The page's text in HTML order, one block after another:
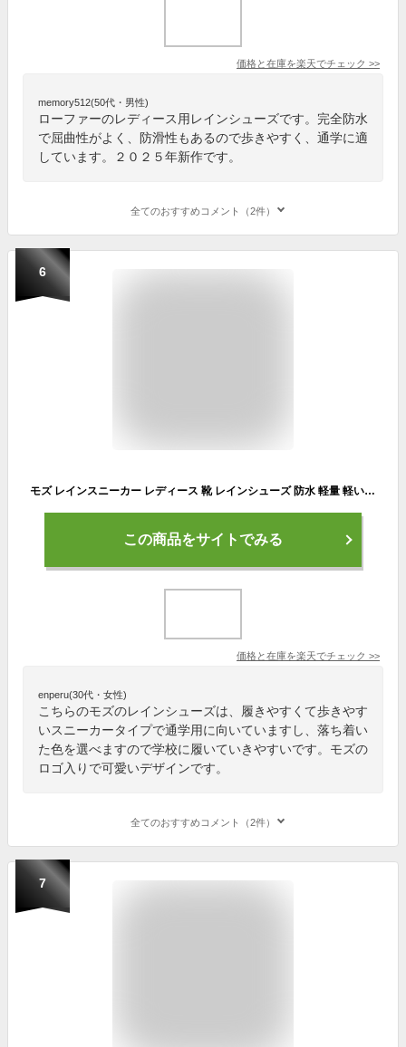
価格と在庫を楽天でチェック >>
memory512(50代・男性)
ローファーのレディース用レインシューズです。完全防水
で屈曲性がよく、防滑性もあるので歩きやすく、通学に適
しています。２０２５年新作です。
全てのおすすめコメント（2件）
6
モズ レインスニーカー レディース 靴 レインシューズ 防水 軽量 軽い おしゃれ 雨 スニーカー 黒 白 ブラック ホワイト ネイビー ベージュ グレー レインブーツ かわいい スウェーデン 北欧 ローカット 通勤 通学 ブランド moz MZ-8416
この商品をサイトでみる
価格と在庫を楽天でチェック >>
enperu(30代・女性)
こちらのモズのレインシューズは、履きやすくて歩きやす
いスニーカータイプで通学用に向いていますし、落ち着い
た色を選べますので学校に履いていきやすいです。モズの
ロゴ入りで可愛いデザインです。
全てのおすすめコメント（2件）
7